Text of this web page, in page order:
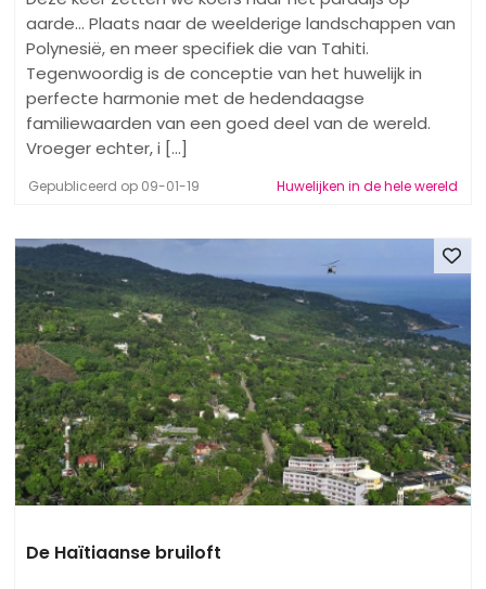
aarde... Plaats naar de weelderige landschappen van
Polynesië, en meer specifiek die van Tahiti.
Tegenwoordig is de conceptie van het huwelijk in
perfecte harmonie met de hedendaagse
familiewaarden van een goed deel van de wereld.
Vroeger echter, i [...]
Gepubliceerd op 09-01-19 Huwelijken in de hele wereld
De Haïtiaanse bruiloft